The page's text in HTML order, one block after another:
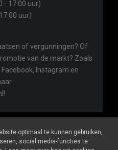
- 17:00 uur)
uur)
of vergunningen? Of
van de markt? Zoals
Instagram en
optimaal te kunnen gebruiken,
social media-functies te